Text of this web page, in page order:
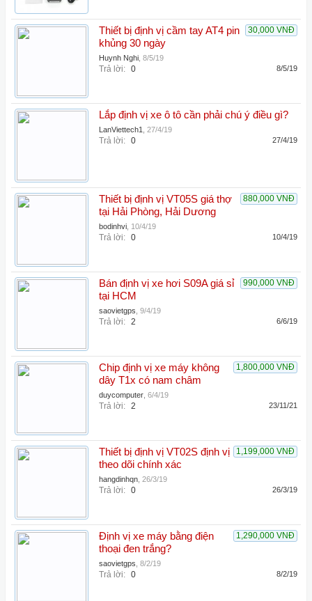
30,000 VNĐ
Thiết bị định vị cầm tay AT4 pin
khủng 30 ngày
Huynh Nghi 8/5/19
Trả lời: 0 8/5/19
Lắp định vị xe ô tô cần phải chú ý điều gì?
LanViettech1 27/4/19
Trả lời: 0 27/4/19
880,000 VNĐ
Thiết bị định vị VT05S giá thợ
tại Hải Phòng, Hải Dương
bodinhvi 10/4/19
Trả lời: 0 10/4/19
990,000 VNĐ
Bán định vị xe hơi S09A giá sỉ
tại HCM
saovietgps 9/4/19
Trả lời: 2 6/6/19
1,800,000 VNĐ
Chip định vị xe máy không
dây T1x có nam châm
duycomputer 6/4/19
Trả lời: 2 23/11/21
1,199,000 VNĐ
Thiết bị định vị VT02S định vị
theo dõi chính xác
hangdinhqn 26/3/19
Trả lời: 0 26/3/19
1,290,000 VNĐ
Định vị xe máy bằng điện
thoại đen trắng?
saovietgps 8/2/19
Trả lời: 0 8/2/19